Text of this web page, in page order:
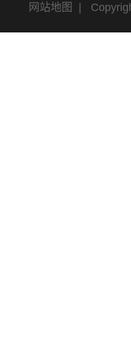
网站地图
|